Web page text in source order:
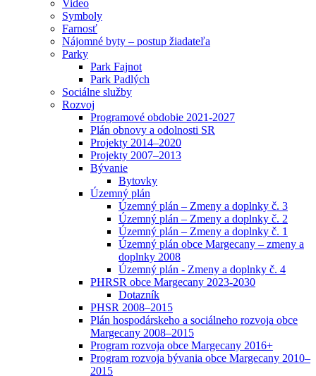
Video
Symboly
Farnosť
Nájomné byty – postup žiadateľa
Parky
Park Fajnot
Park Padlých
Sociálne služby
Rozvoj
Programové obdobie 2021-2027
Plán obnovy a odolnosti SR
Projekty 2014–2020
Projekty 2007–2013
Bývanie
Bytovky
Územný plán
Územný plán – Zmeny a doplnky č. 3
Územný plán – Zmeny a doplnky č. 2
Územný plán – Zmeny a doplnky č. 1
Územný plán obce Margecany – zmeny a
doplnky 2008
Územný plán - Zmeny a doplnky č. 4
PHRSR obce Margecany 2023-2030
Dotazník
PHSR 2008–2015
Plán hospodárskeho a sociálneho rozvoja obce
Margecany 2008–2015
Program rozvoja obce Margecany 2016+
Program rozvoja bývania obce Margecany 2010–
2015